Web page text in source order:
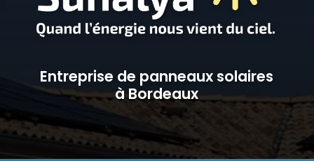
Entreprise de panneaux solaires
à Bordeaux